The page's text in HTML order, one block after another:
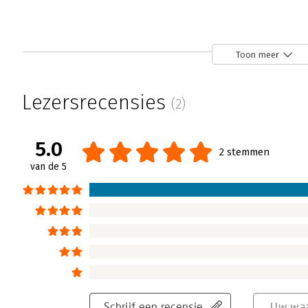
Toon meer
Lezersrecensies (2)
5.0
van de 5
2 stemmen